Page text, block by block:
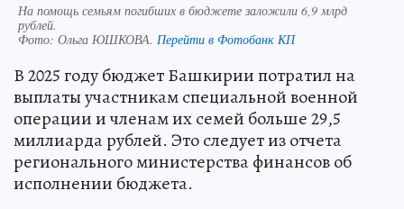
На помощь семьям погибших в бюджете заложили 6,9 млрд
рублей.
Фото: Ольга ЮШКОВА. Перейти в Фотобанк КП
В 2025 году бюджет Башкирии потратил на
выплаты участникам специальной военной
операции и членам их семей больше 29,5
миллиарда рублей. Это следует из отчета
регионального министерства финансов об
исполнении бюджета.